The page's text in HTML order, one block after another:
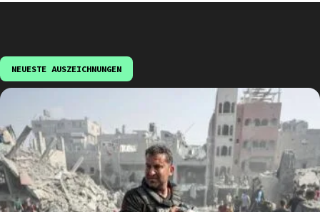
NEUESTE AUSZEICHNUNGEN